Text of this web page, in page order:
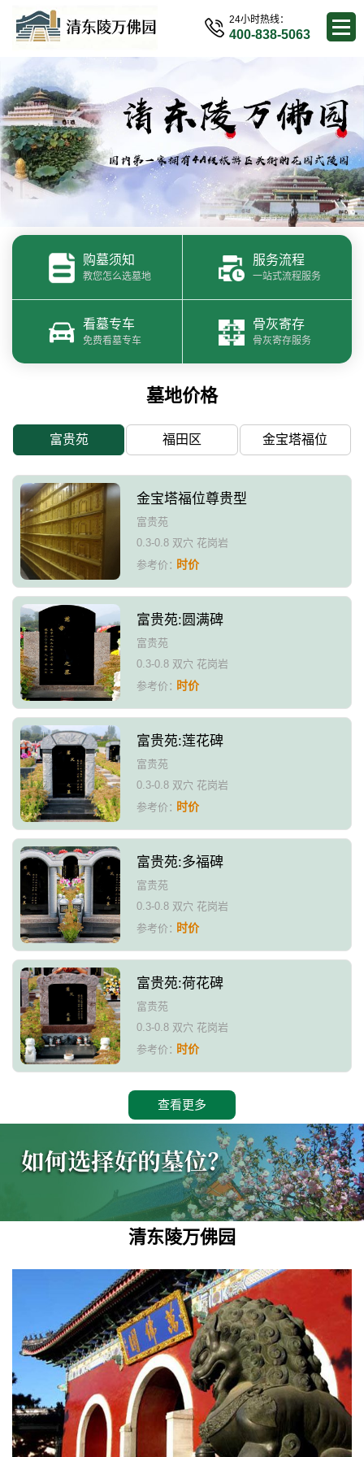
24小时热线：
400-838-5063
购墓须知
教您怎么选墓地
服务流程
一站式流程服务
看墓专车
免费看墓专车
骨灰寄存
骨灰寄存服务
墓地价格
富贵苑 福田区 金宝塔福位
金宝塔福位尊贵型
富贵苑
0.3-0.8 双穴 花岗岩
参考价：时价
富贵苑:圆满碑
富贵苑
0.3-0.8 双穴 花岗岩
参考价：时价
富贵苑:莲花碑
富贵苑
0.3-0.8 双穴 花岗岩
参考价：时价
富贵苑:多福碑
富贵苑
0.3-0.8 双穴 花岗岩
参考价：时价
富贵苑:荷花碑
富贵苑
0.3-0.8 双穴 花岗岩
参考价：时价
查看更多
清东陵万佛园